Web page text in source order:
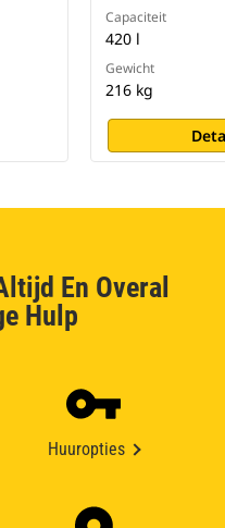
Capaciteit
420 l
Gewicht
216 kg
En Overal
Hulp
Huuropties